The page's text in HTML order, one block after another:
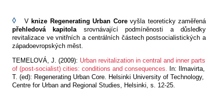
◊ V knize Regenerating Urban Core vyšla teoreticky zaměřená
přehledová kapitola srovnávající podmíněnosti a důsledky
revitalizace ve vnitřních a centrálních částech postsocialistických a
západoevropských měst.
TEMELOVÁ, J. (2009): Urban revitalization in central and inner parts
of (post-socialist) cities: conditions and consequences. In: Ilmavirta,
T. (ed): Regenerating Urban Core. Helsinki University of Technology,
Centre for Urban and Regional Studies, Helsinki, s. 12-25.